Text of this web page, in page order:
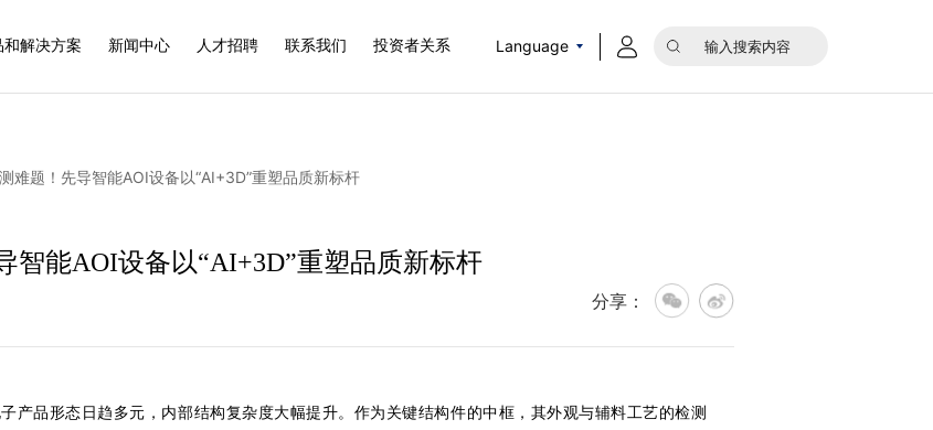
和解决方案 新闻中心 人才招聘 联系我们 投资者关系 Language
难题！先导智能AOI设备以“AI+3D”重塑品质新标杆
智能AOI设备以“AI+3D”重塑品质新标杆
分享：
产品形态日趋多元，内部结构复杂度大幅提升。作为关键结构件的中框，其外观与辅料工艺的检测